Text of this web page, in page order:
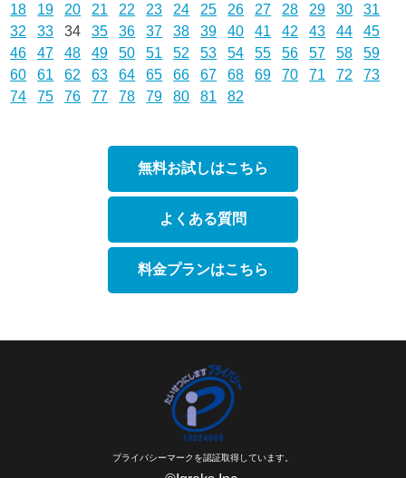
18
19 20 21 22 23 24 25 26 27 28 29 30
31
32
33 3435 36 37 38 39 40 41 42 43 44
45
46
47 48 49 50 51 52 53 54 55 56 57 58
59
60
61 62 63 64 65 66 67 68 69 70 71 72
73
74
75 76 77 78 79 80 81 82
無料お試しはこちら
よくある質問
料金プランはこちら
プライバシーマークを認証取得しています。